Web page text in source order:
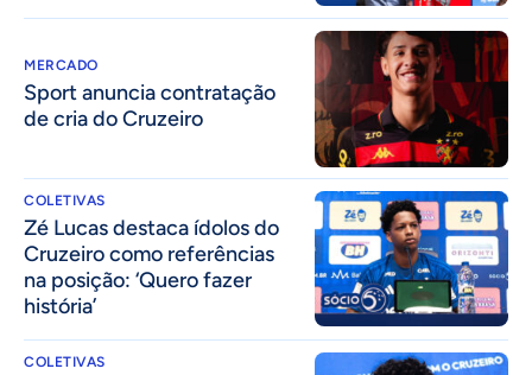
MERCADO
Sport anuncia contratação
de cria do Cruzeiro
COLETIVAS
Zé Lucas destaca ídolos do
Cruzeiro como referências
na posição: ‘Quero fazer
história’
COLETIVAS